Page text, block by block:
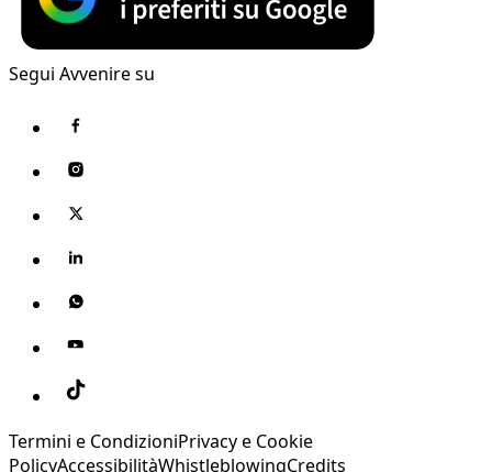
Segui Avvenire su
Termini e CondizioniPrivacy e Cookie
PolicyAccessibilitàWhistleblowingCredits